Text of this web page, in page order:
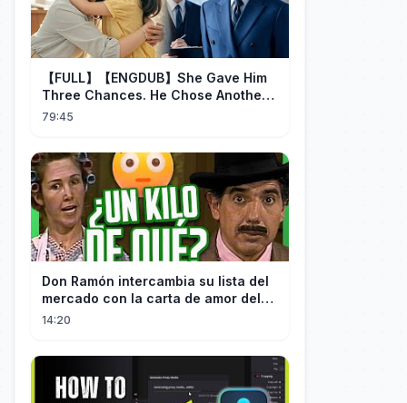
【FULL】【ENGDUB】She Gave Him
Three Chances. He Chose Another
Man's Daughter.#cdrama
79:45
Don Ramón intercambia su lista del
mercado con la carta de amor del
Profesor
14:20